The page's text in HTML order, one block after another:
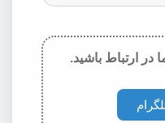
در ارتباط باشید.